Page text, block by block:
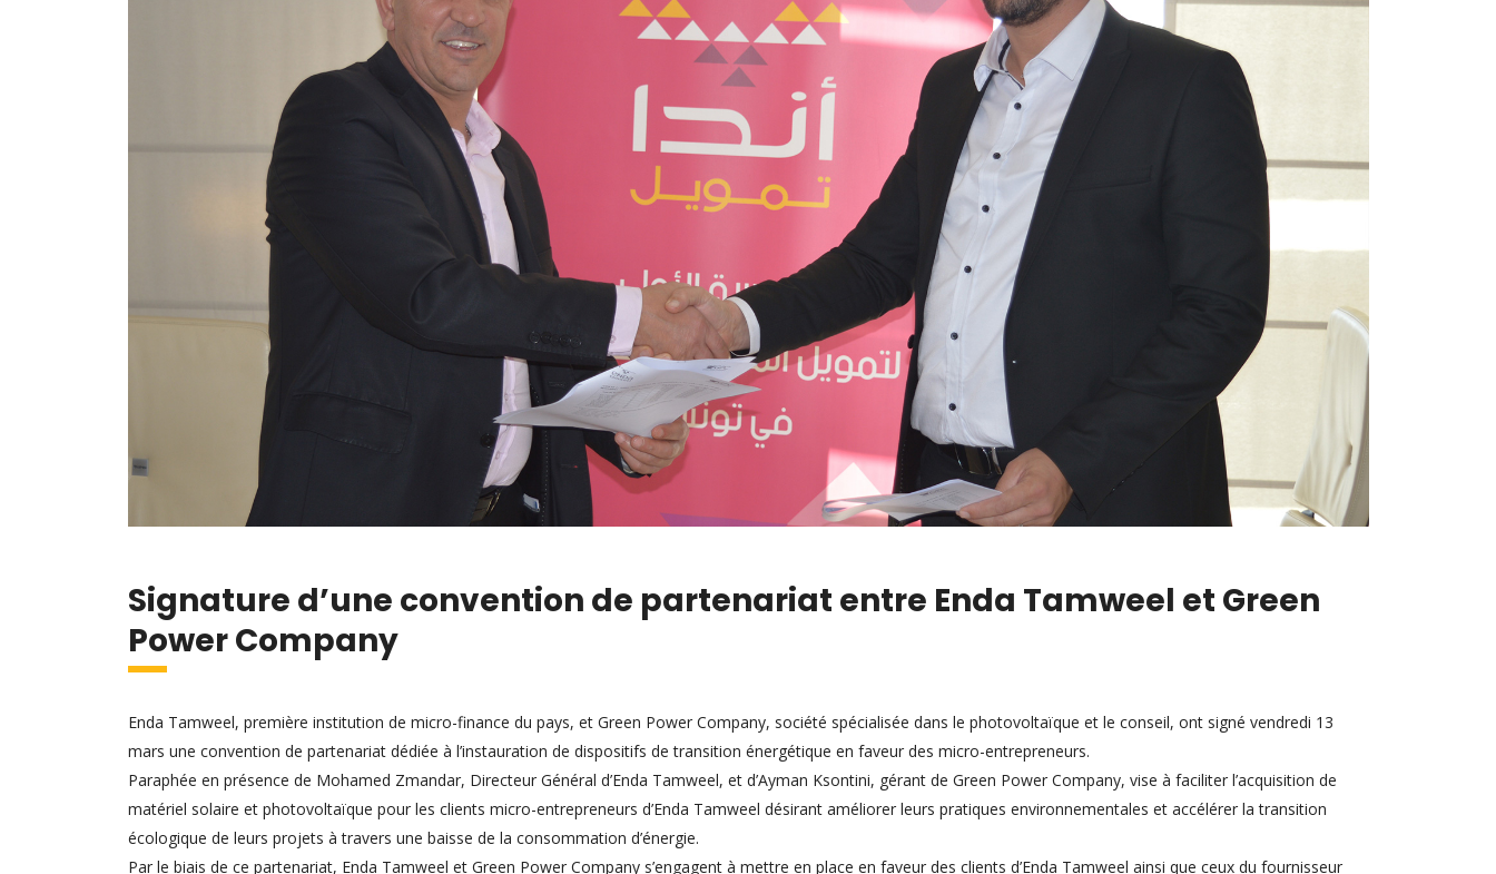
Signature d’une convention de partenariat entre Enda Tamweel et Green
Power Company
Enda Tamweel, première institution de micro-finance du pays, et Green Power Company, société spécialisée dans le photovoltaïque et le conseil, ont signé vendredi 13
mars une convention de partenariat dédiée à l’instauration de dispositifs de transition énergétique en faveur des micro-entrepreneurs.
Paraphée en présence de Mohamed Zmandar, Directeur Général d’Enda Tamweel, et d’Ayman Ksontini, gérant de Green Power Company, vise à faciliter l’acquisition de
matériel solaire et photovoltaïque pour les clients micro-entrepreneurs d’Enda Tamweel désirant améliorer leurs pratiques environnementales et accélérer la transition
écologique de leurs projets à travers une baisse de la consommation d’énergie.
Par le biais de ce partenariat, Enda Tamweel et Green Power Company s’engagent à mettre en place en faveur des clients d’Enda Tamweel ainsi que ceux du fournisseur